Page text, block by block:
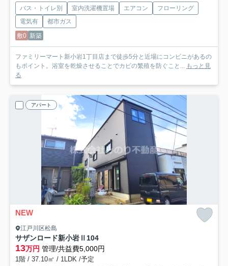
バス・トイレ別 室内洗濯機置場 エアコン
フローリング
電気有
都市ガス
敷0 新築
ファミリーマート新小岩1丁目店まで徒歩5分と近場にコンビニがあるの
もポイント。浴室を乾燥させることでカビの繁殖を防ぐこと... もっと見
る
アパート
NEW
江戸川区松島
サザンロード新小岩Ⅱ 104
13万円 管理/共益費5,000円
1階 / 37.10㎡ / 1LDK /予定